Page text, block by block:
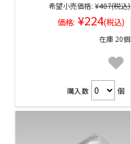
希望小売価格: ¥407(税込)
価格: ¥224(税込)
在庫 20個
購入数 個